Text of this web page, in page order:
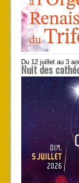
Du 12 juillet au 3
Nuit des